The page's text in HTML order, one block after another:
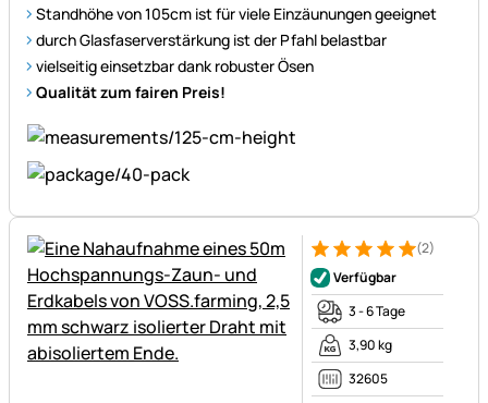
Standhöhe von 105cm ist für viele Einzäunungen geeignet
durch Glasfaserverstärkung ist der Pfahl belastbar
vielseitig einsetzbar dank robuster Ösen
Qualität zum fairen Preis!
Bewertung: 5 von 5 (2
2 Bewertungen
(2)
Verfügbar
3 - 6 Tage
3,90 kg
32605